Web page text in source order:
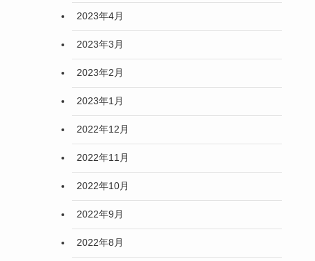
2023年4月
2023年3月
2023年2月
2023年1月
2022年12月
2022年11月
2022年10月
2022年9月
2022年8月